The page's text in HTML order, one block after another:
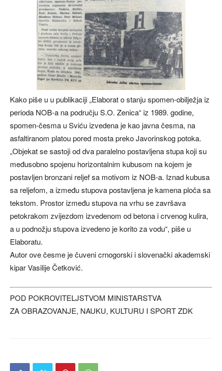
Kako piše u u publikaciji „Elaborat o stanju spomen-obilježja iz
perioda NOB-a na području S.O. Zenica“ iz 1989. godine,
spomen-česma u Sviću izvedena je kao javna česma, na
asfaltiranom platou pored mosta preko Javorinskog potoka.
„Objekat se sastoji od dva paralelno postavljena stupa koji su
međusobno spojenu horizontalnim kubusom na kojem je
postavljen bronzani reljef sa motivom iz NOB-a. Iznad kubusa
sa reljefom, a između stupova postavljena je kamena ploča sa
tekstom. Prostor između stupova na vrhu se završava
petokrakom zvijezdom izvedenom od betona i crvenog kulira,
a u podnožju stupova izvedeno je korito za vodu“, piše u
Elaboratu.
Autor ove česme je čuveni crnogorski i slovenački akademski
kipar Vasilije Četković.
POD POKROVITELJSTVOM MINISTARSTVA
ZA OBRAZOVANJE, NAUKU, KULTURU I SPORT ZDK